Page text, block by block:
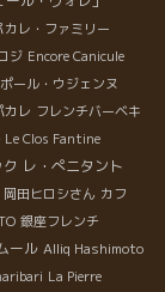
カレ・ファミリー
ジ Encore Canicule
ール・ウジェンヌ
カレ フレンチバーベキ
Le Clos Fantine
レ・ぺニタント
岡田ヒロシさん カフ
銀座フレンチ
ール Alliq Hashimoto
La Pierre